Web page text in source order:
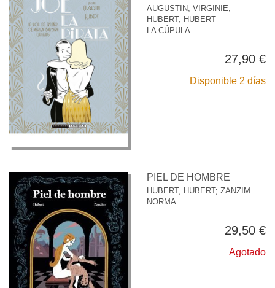
AUGUSTIN, VIRGINIE;
HUBERT, HUBERT
LA CÚPULA
27,90 €
Disponible 2 días
PIEL DE HOMBRE
HUBERT, HUBERT; ZANZIM
NORMA
29,50 €
Agotado